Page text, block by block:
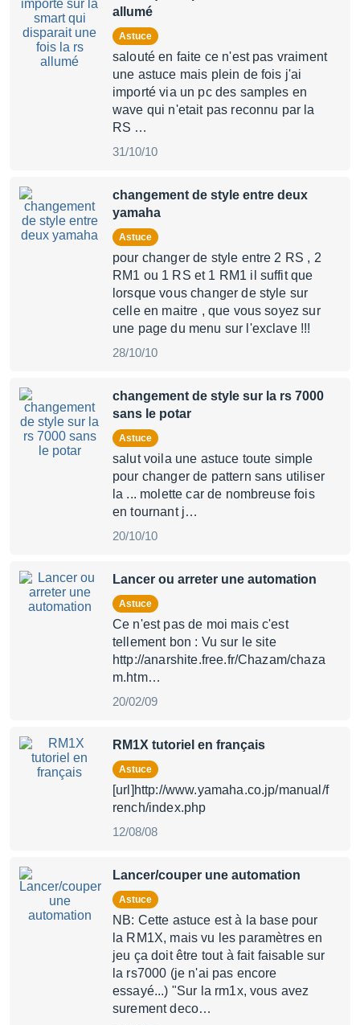
allumé
Astuce
salouté en faite ce n'est pas vraiment
une astuce mais plein de fois j'ai
importé via un pc des samples en
wave qui n'etait pas reconnu par la
RS …
31/10/10
changement de style entre deux
yamaha
Astuce
pour changer de style entre 2 RS , 2
RM1 ou 1 RS et 1 RM1 il suffit que
lorsque vous changer de style sur
celle en maitre , que vous soyez sur
une page du menu sur l'exclave !!!
28/10/10
changement de style sur la rs 7000
sans le potar
Astuce
salut voila une astuce toute simple
pour changer de pattern sans utiliser
la ... molette car de nombreuse fois
en tournant j…
20/10/10
Lancer ou arreter une automation
Astuce
Ce n'est pas de moi mais c'est
tellement bon : Vu sur le site
http://anarshite.free.fr/Chazam/chaza
m.htm…
20/02/09
RM1X tutoriel en français
Astuce
[url]http://www.yamaha.co.jp/manual/f
rench/index.php
12/08/08
Lancer/couper une automation
Astuce
NB: Cette astuce est à la base pour
la RM1X, mais vu les paramètres en
jeu ça doit être tout à fait faisable sur
la rs7000 (je n'ai pas encore
essayé...) "Sur la rm1x, vous avez
surement deco…